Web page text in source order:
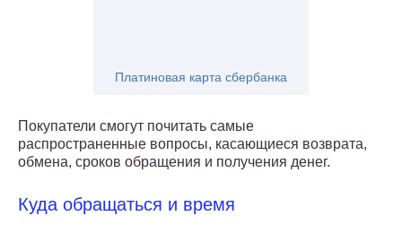
Платиновая карта сбербанка
Покупатели смогут почитать самые
распространенные вопросы, касающиеся возврата,
обмена, сроков обращения и получения денег.
Куда обращаться и время